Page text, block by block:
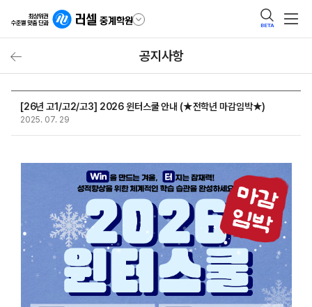
BETA
공지사항
[26년 고1/고2/고3] 2026 윈터스쿨 안내 (★전학년 마감임박★)
2025. 07. 29